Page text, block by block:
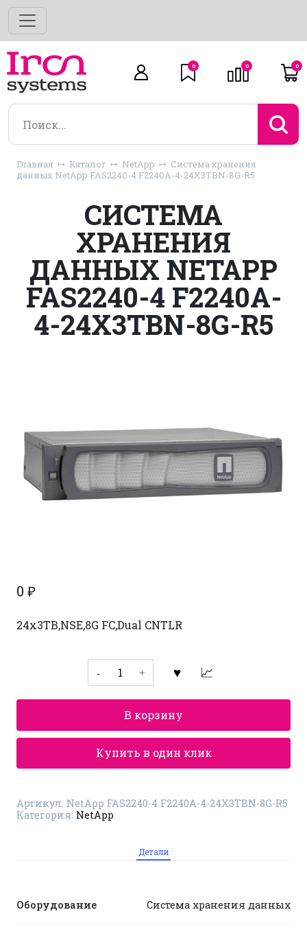
0 0 0
Главная Каталог NetApp
Система хранения
данных NetApp FAS2240-4 F2240A-4-24X3TBN-8G-R5
СИСТЕМА
ХРАНЕНИЯ
ДАННЫХ NETAPP
FAS2240-4 F2240A-
4-24X3TBN-8G-R5
0 ₽
24x3TB,NSE,8G FC,Dual CNTLR
Количество
товара
Система
хранения
данных
NetApp
FAS2240-
4
F2240A-
В корзину
Купить в один клик
Артикул: NetApp FAS2240-4 F2240A-4-24X3TBN-8G-R5
Категория: NetApp
Детали
Оборудование Система хранения данных